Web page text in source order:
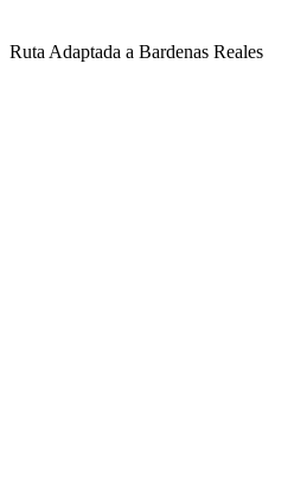
Ruta Adaptada a Bardenas Reales